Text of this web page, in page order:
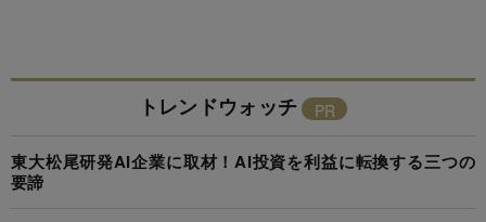
トレンドウォッチ
東大松尾研発AI企業に取材！AI投資を利益に転換する三つの
要諦